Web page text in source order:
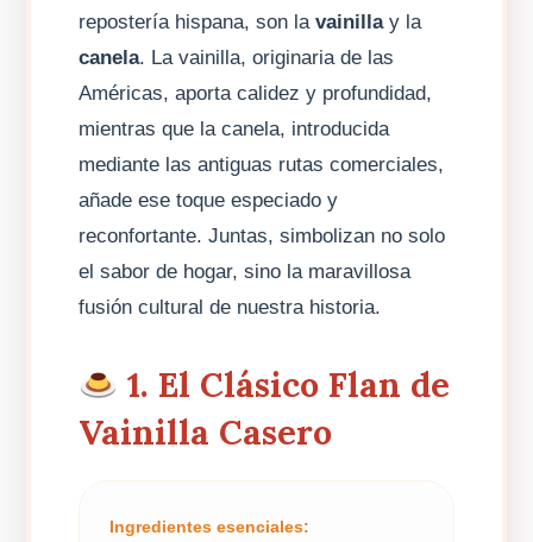
repostería hispana, son lavainillay la
canela. La vainilla, originaria de las
Américas, aporta calidez y profundidad,
mientras que la canela, introducida
mediante las antiguas rutas comerciales,
añade ese toque especiado y
reconfortante. Juntas, simbolizan no solo
el sabor de hogar, sino la maravillosa
fusión cultural de nuestra historia.
1. El Clásico Flan de
Vainilla Casero
Ingredientes esenciales: